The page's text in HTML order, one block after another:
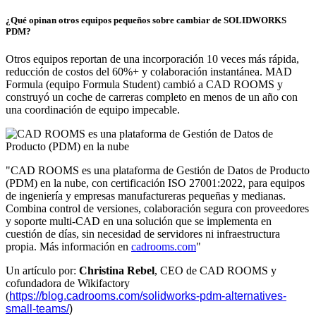
¿Qué opinan otros equipos pequeños sobre cambiar de SOLIDWORKS
PDM?
Otros equipos reportan de una incorporación 10 veces más rápida,
reducción de costos del 60%+ y colaboración instantánea. MAD
Formula (equipo Formula Student) cambió a CAD ROOMS y
construyó un coche de carreras completo en menos de un año con
una coordinación de equipo impecable.
"CAD ROOMS es una plataforma de Gestión de Datos de Producto
(PDM) en la nube, con certificación ISO 27001:2022, para equipos
de ingeniería y empresas manufactureras pequeñas y medianas.
Combina control de versiones, colaboración segura con proveedores
y soporte multi-CAD en una solución que se implementa en
cuestión de días, sin necesidad de servidores ni infraestructura
propia. Más información en cadrooms.com"
Un artículo por: Christina Rebel, CEO de CAD ROOMS y
cofundadora de Wikifactory
(https://blog.cadrooms.com/solidworks-pdm-alternatives-
small-teams/)